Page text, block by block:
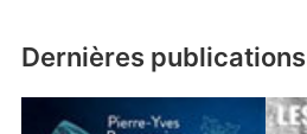
Dernières publications